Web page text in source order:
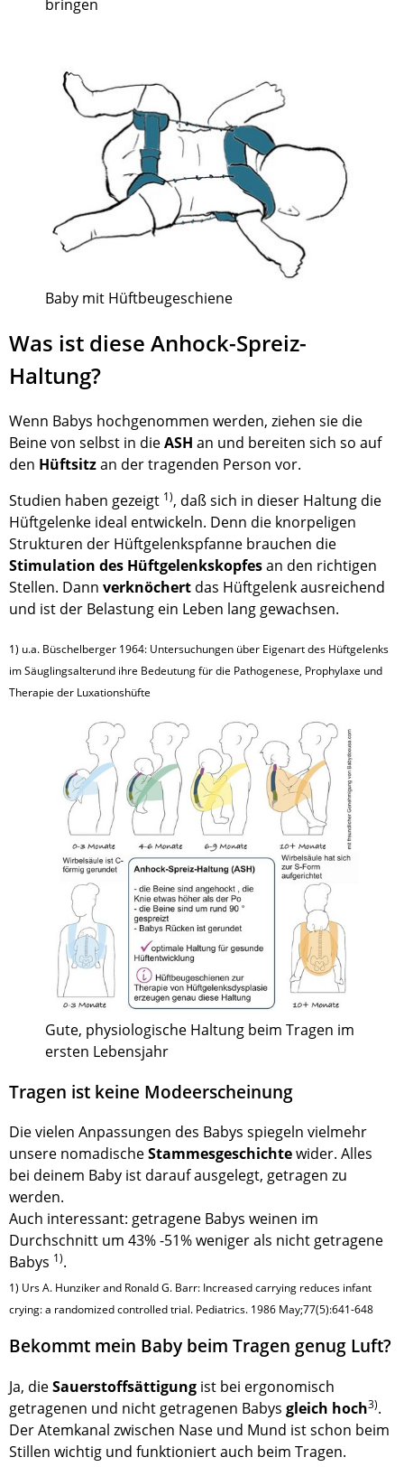
bringen
Baby mit Hüftbeugeschiene
Was ist diese Anhock-Spreiz-
Haltung?
Wenn Babys hochgenommen werden, ziehen sie die
Beine von selbst in dieASH an und bereiten sich so auf
den Hüftsitzan der tragenden Person vor.
Studien haben gezeigt 1), daß sich in dieser Haltung die
Hüftgelenke ideal entwickeln. Denn die knorpeligen
Strukturen der Hüftgelenkspfanne brauchen die
Stimulation des Hüftgelenkskopfesan den richtigen
Stellen. Dann verknöchert das Hüftgelenk ausreichend
und ist der Belastung ein Leben lang gewachsen.
1) u.a. Büschelberger 1964: Untersuchungen über Eigenart des Hüftgelenks
im Säuglingsalterund ihre Bedeutung für die Pathogenese, Prophylaxe und
Therapie der Luxationshüfte
Gute, physiologische Haltung beim Tragen im
ersten Lebensjahr
Tragen ist keine Modeerscheinung
Die vielen Anpassungen des Babys spiegeln vielmehr
unsere nomadischeStammesgeschichtewider. Alles
bei deinem Baby ist darauf ausgelegt, getragen zu
werden.
Auch interessant: getragene Babys weinen im
Durchschnitt um 43% -51% weniger als nicht getragene
Babys 1).
1) Urs A. Hunziker and Ronald G. Barr: Increased carrying reduces infant
crying: a randomized controlled trial. Pediatrics. 1986 May;77(5):641-648
Bekommt mein Baby beim Tragen genug Luft?
Ja, dieSauerstoffsättigung ist bei ergonomisch
getragenen und nicht getragenen Babys gleich hoch3).
Der Atemkanal zwischen Nase und Mund ist schon beim
Stillen wichtig und funktioniert auch beim Tragen.